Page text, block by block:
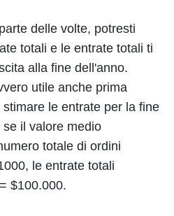
delle volte, potresti
totali e le entrate totali ti
alla fine dell'anno.
utile anche prima
le entrate per la fine
il valore medio
totale di ordini
le entrate totali
$100.000.